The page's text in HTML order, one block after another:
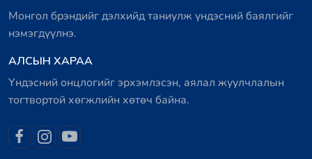
Монгол брэндийг дэлхийд таниулж үндэсний баялгийг
нэмэгдүүлнэ.
АЛСЫН ХАРАА
Үндэсний онцлогийг эрхэмлэсэн, аялал жуулчлалын
тогтвортой хөгжлийн хөтөч байна.